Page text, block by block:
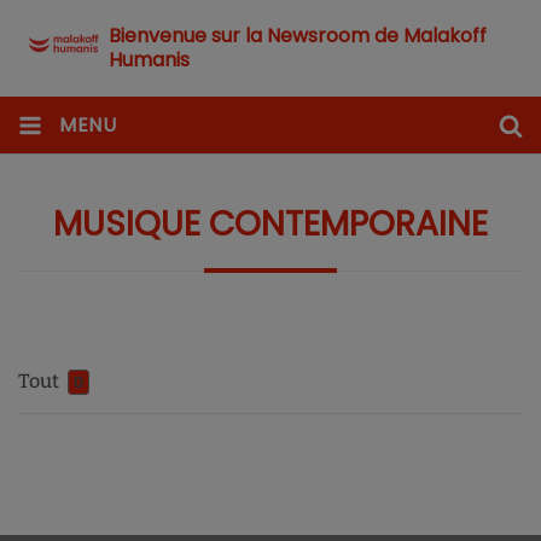
Bienvenue sur la Newsroom de Malakoff
Humanis
MENU
MUSIQUE CONTEMPORAINE
Tout 0